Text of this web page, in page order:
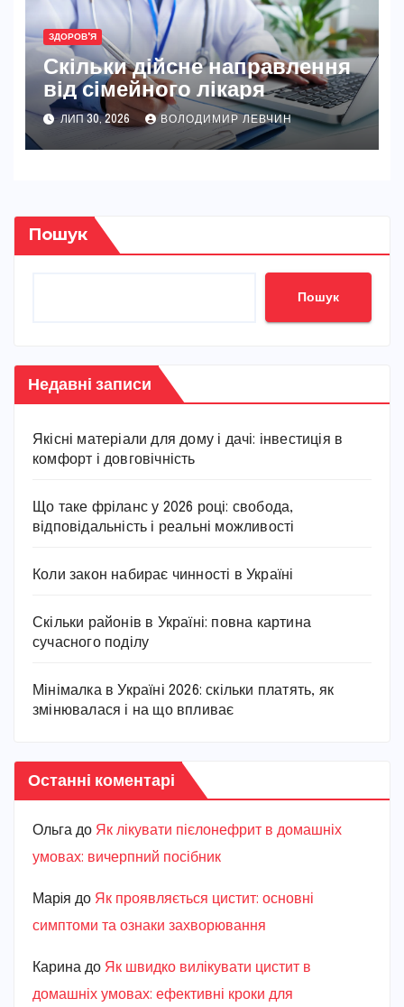
ЗДОРОВ'Я
Скільки дійсне направлення
від сімейного лікаря
ЛИП 30, 2026 ВОЛОДИМИР ЛЕВЧИН
Пошук
Пошук
Недавні записи
Якісні матеріали для дому і дачі: інвестиція в
комфорт і довговічність
Що таке фріланс у 2026 році: свобода,
відповідальність і реальні можливості
Коли закон набирає чинності в Україні
Скільки районів в Україні: повна картина
сучасного поділу
Мінімалка в Україні 2026: скільки платять, як
змінювалася і на що впливає
Останні коментарі
Ольга до Як лікувати пієлонефрит в домашніх
умовах: вичерпний посібник
Марiя до Як проявляється цистит: основні
симптоми та ознаки захворювання
Карина до Як швидко вилікувати цистит в
домашніх умовах: ефективні кроки для